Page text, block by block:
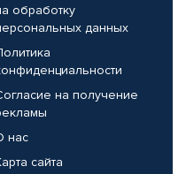
обработку
данных
на получение
нас
сайта